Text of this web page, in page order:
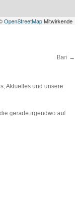
OpenStreetMapMitwirkende
Bari →
Aktuelles und unsere
gerade irgendwo auf